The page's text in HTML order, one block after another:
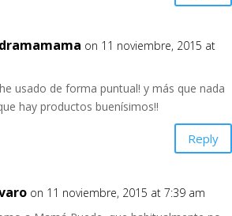
on 11 noviembre, 2015 at
usado de forma puntual! y más que nada
hay productos buenísimos!!
Reply
on 11 noviembre, 2015 at 7:39 am